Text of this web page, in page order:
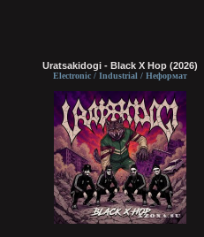
Uratsakidogi - Black X Hop (2026)
Electronic / Industrial / Неформат